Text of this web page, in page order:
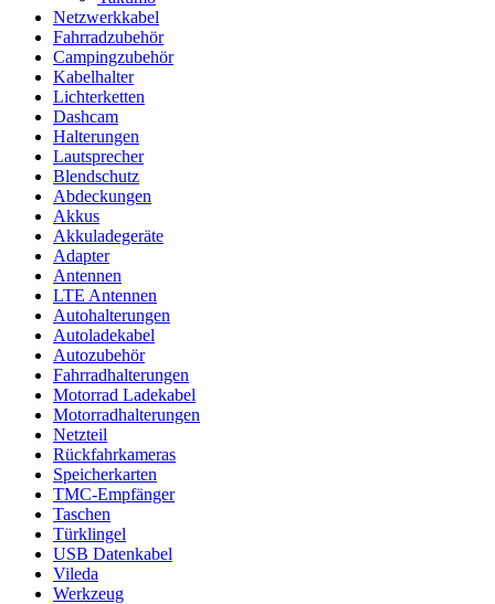
Netzwerkkabel
Fahrradzubehör
Campingzubehör
Kabelhalter
Lichterketten
Dashcam
Halterungen
Lautsprecher
Blendschutz
Abdeckungen
Akkus
Akkuladegeräte
Adapter
Antennen
LTE Antennen
Autohalterungen
Autoladekabel
Autozubehör
Fahrradhalterungen
Motorrad Ladekabel
Motorradhalterungen
Netzteil
Rückfahrkameras
Speicherkarten
TMC-Empfänger
Taschen
Türklingel
USB Datenkabel
Vileda
Werkzeug